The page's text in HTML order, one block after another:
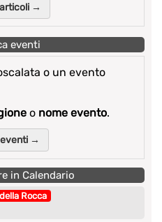
→
eventi
o un evento
o nome evento.
→
in Calendario
Rocca